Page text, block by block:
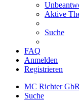
Aktive
Suche
FAQ
Anmelden
Registrieren
MC Richter
Suche